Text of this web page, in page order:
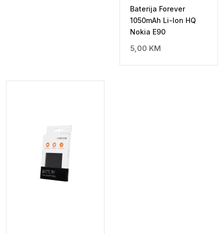
Baterija Forever
1050mAh Li-Ion HQ
Nokia E90
5,00 KM